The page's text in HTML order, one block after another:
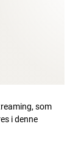
som
i denne